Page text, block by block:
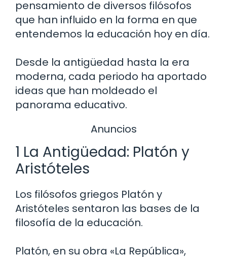
pensamiento de diversos filósofos
que han influido en la forma en que
entendemos la educación hoy en día.
Desde la antigüedad hasta la era
moderna, cada periodo ha aportado
ideas que han moldeado el
panorama educativo.
Anuncios
1 La Antigüedad: Platón y
Aristóteles
Los filósofos griegos Platón y
Aristóteles sentaron las bases de la
filosofía de la educación.
Platón, en su obra «La República»,